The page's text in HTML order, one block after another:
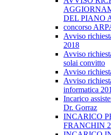
DEL PIANO
concorso
Avviso
2018
Avviso
solai convitto
Avviso
Avviso
informatica
Incarico
Dr. Gorraz
INCARICO
FRANCHIN